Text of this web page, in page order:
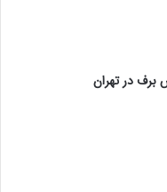
برف در تهران